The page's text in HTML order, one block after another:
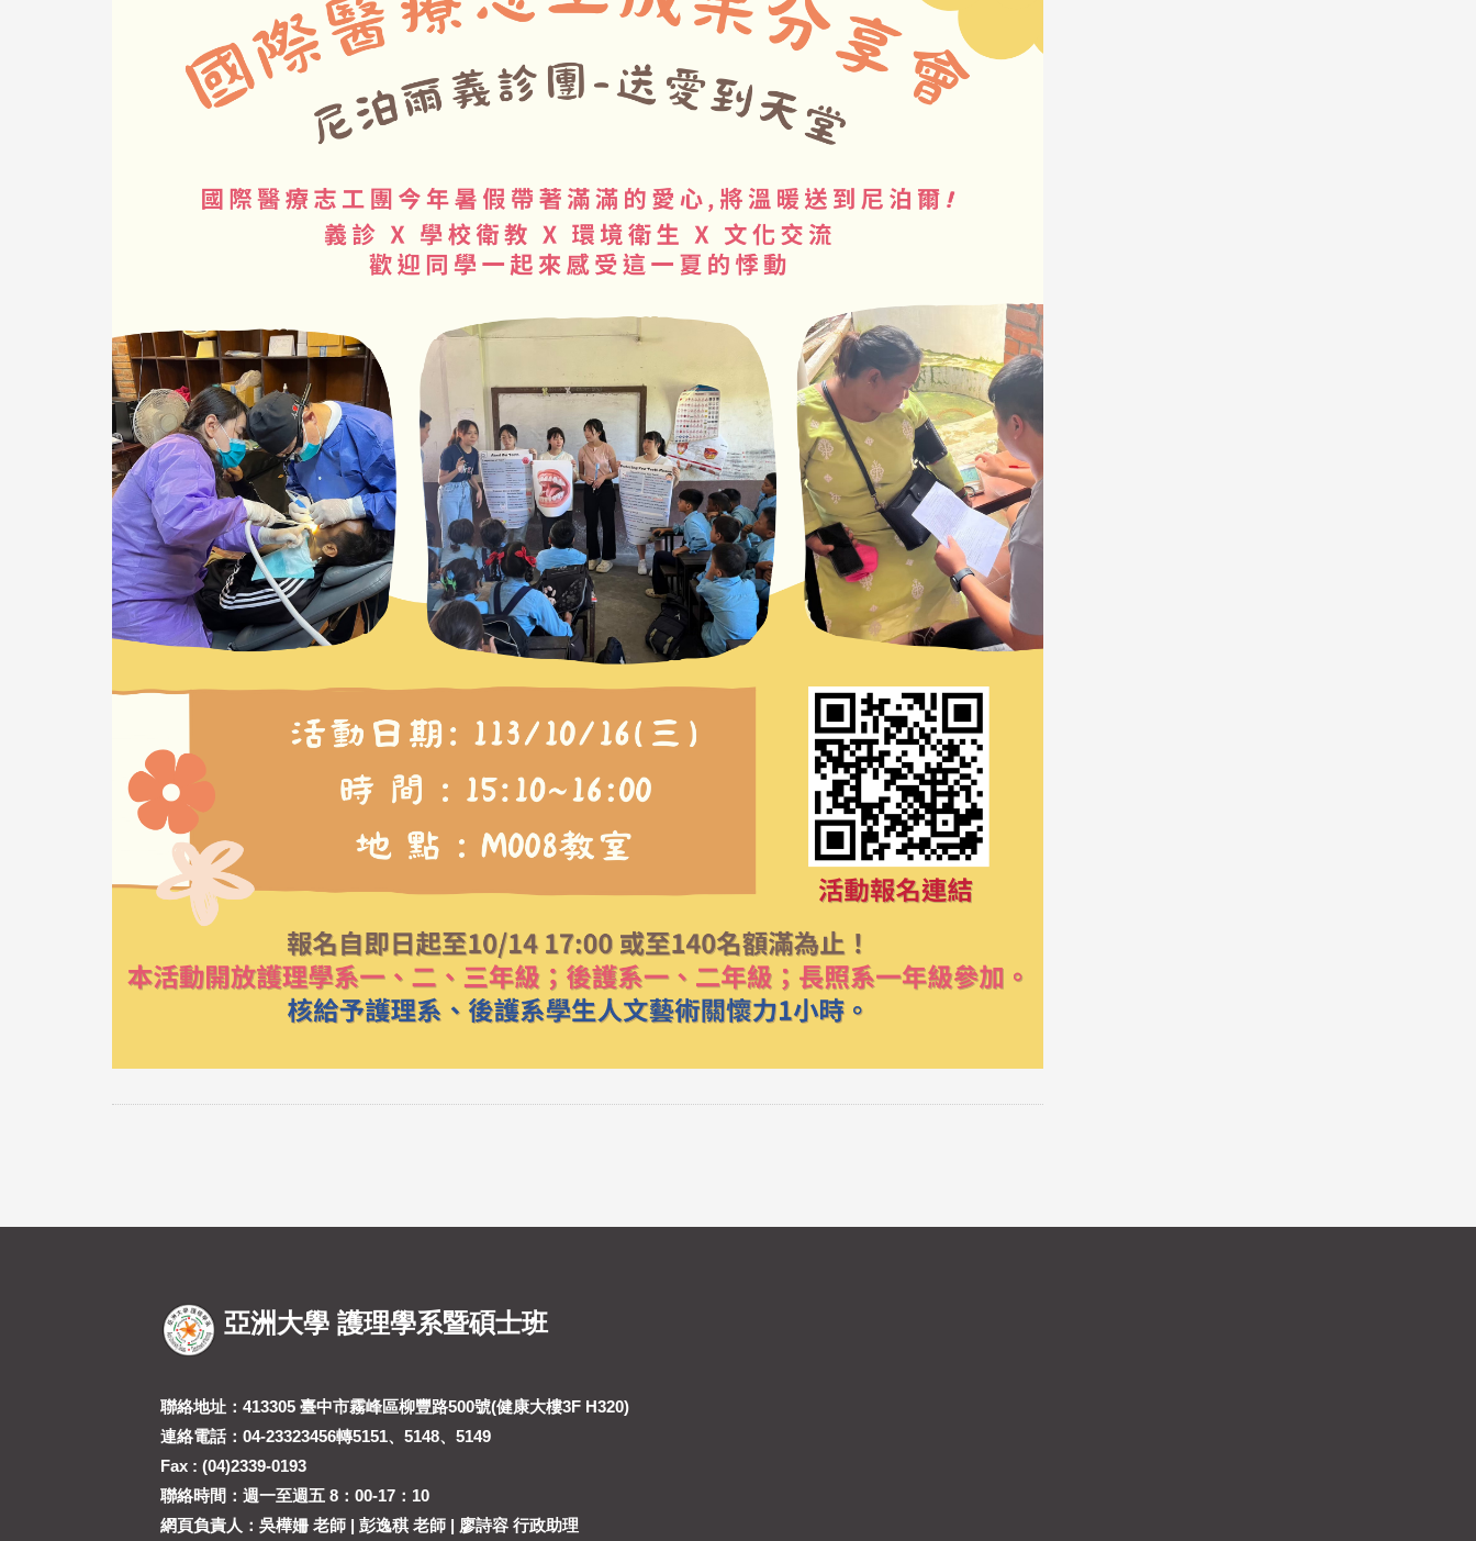
亞洲大學 護理學系暨碩士班
聯絡地址：413305 臺中市霧峰區柳豐路500號(健康大樓3F H320)
連絡電話：04-23323456轉5151、5148、5149
Fax : (04)2339-0193
聯絡時間：週一至週五 8：00-17：10
網頁負責人：吳樺姍 老師 | 彭逸稘 老師 | 廖詩容 行政助理